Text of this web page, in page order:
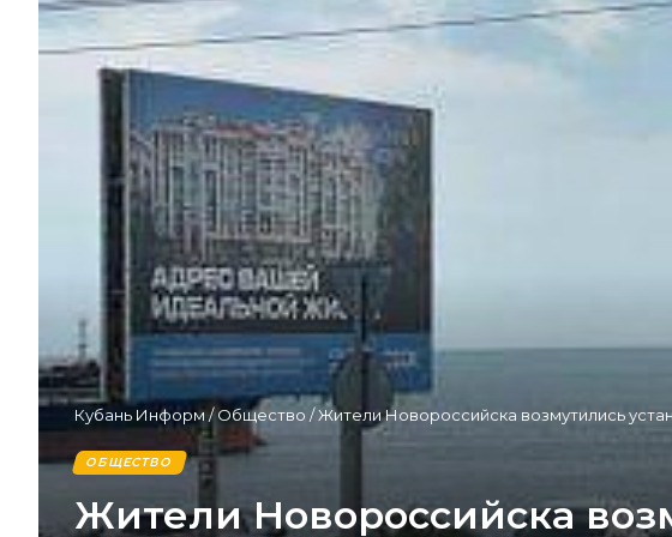
Кубань Информ/Общество /Жители Новороссийска возмутились
ОБЩЕСТВО
Жители Новороссийска